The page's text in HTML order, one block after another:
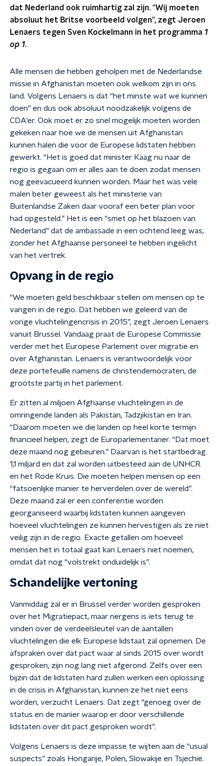
dat Nederland ook ruimhartig zal zijn. “Wij moeten
absoluut het Britse voorbeeld volgen”, zegt Jeroen
Lenaers tegen Sven Kockelmann in het programma 1
op 1.
Alle mensen die hebben geholpen met de Nederlandse
missie in Afghanistan moeten ook welkom zijn in ons
land. Volgens Lenaers is dat “het minste wat we kunnen
doen” en dus ook absoluut noodzakelijk volgens de
CDA'er. Ook moet er zo snel mogelijk moeten worden
gekeken naar hoe we de mensen uit Afghanistan
kunnen halen die voor de Europese lidstaten hebben
gewerkt. “Het is goed dat minister Kaag nu naar de
regio is gegaan om er alles aan te doen zodat mensen
nog geëvacueerd kunnen worden. Maar het was vele
malen beter geweest als het ministerie van
Buitenlandse Zaken daar vooraf een beter plan voor
had opgesteld.” Het is een “smet op het blazoen van
Nederland” dat de ambassade in een ochtend leeg was,
zonder het Afghaanse personeel te hebben ingelicht
van het vertrek.
Opvang in de regio
“We moeten geld beschikbaar stellen om mensen op te
vangen in de regio. Dat hebben we geleerd van de
vorige vluchtelingencrisis in 2015”, zegt Jeroen Lenaers
vanuit Brussel. Vandaag praat de Europese Commissie
verder met het Europese Parlement over migratie en
over Afghanistan. Lenaers is verantwoordelijk voor
deze portefeuille namens de christendemocraten, de
grootste partij in het parlement.
Er zitten al miljoen Afghaanse vluchtelingen in de
omringende landen als Pakistan, Tadzjikistan en Iran.
“Daarom moeten we die landen op heel korte termijn
financieel helpen, zegt de Europarlementariër. “Dat moet
deze maand nog gebeuren.” Daarvan is het startbedrag
1,1 miljard en dat zal worden uitbesteed aan de UNHCR
en het Rode Kruis. Die moeten helpen mensen op een
“fatsoenlijke manier te herverdelen over de wereld”.
Deze maand zal er een conferentie worden
georganiseerd waarbij lidstaten kunnen aangeven
hoeveel vluchtelingen ze kunnen hervestigen als ze niet
veilig zijn in de regio. Exacte getallen om hoeveel
mensen het in totaal gaat kan Lenaers niet noemen,
omdat dat nog “volstrekt onduidelijk is”.
Schandelijke vertoning
Vanmiddag zal er in Brussel verder worden gesproken
over het Migratiepact, maar nergens is iets terug te
vinden over de verdeelsleutel van de aantallen
vluchtelingen die elk Europese lidstaat zal opnemen. De
afspraken over dat pact waar al sinds 2015 over wordt
gesproken, zijn nog lang niet afgerond. Zelfs over een
bijzin dat de lidstaten hard zullen werken een oplossing
in de crisis in Afghanistan, kunnen ze het niet eens
worden, verzucht Lenaers. Dat zegt “genoeg over de
status en de manier waarop er door verschillende
lidstaten over dit pact gesproken wordt”.
Volgens Lenaers is deze impasse te wijten aan de “usual
suspects” zoals Hongarije, Polen, Slowakije en Tsjechië.